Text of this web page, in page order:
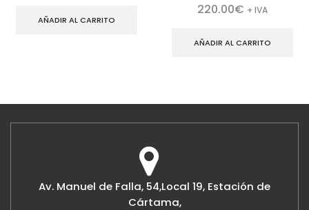
AÑADIR AL CARRITO
220.00€ + IVA
AÑADIR AL CARRITO
Av. Manuel de Falla, 54,Local 19, Estación de
Cártama,